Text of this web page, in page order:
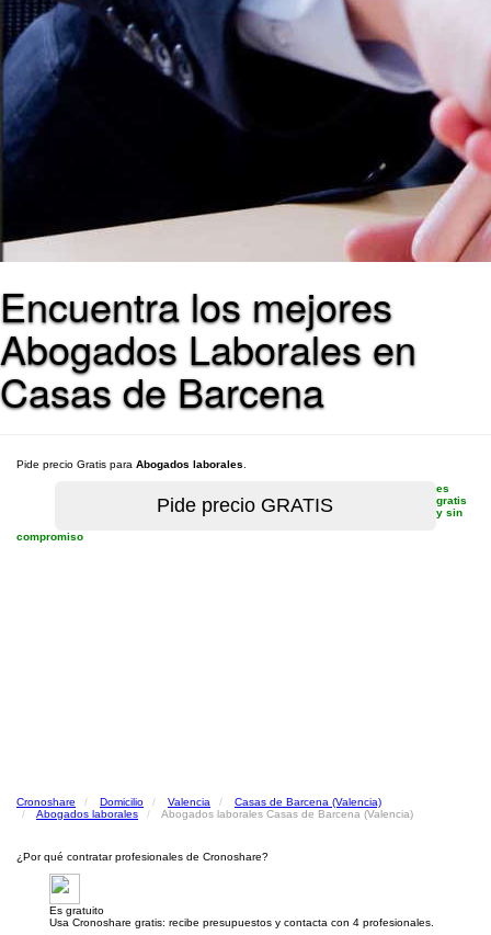
Encuentra los mejores
Abogados Laborales en
Casas de Barcena
Pide precio Gratis para Abogados laborales
es
gratis
y sin
compromiso
Cronoshare Domicilio Valencia
Casas de Barcena (Valencia)
Abogados laborales
Abogados laborales Casas de Barcena (Valencia)
¿Por qué contratar profesionales de Cronoshare?
Es gratuito
Usa Cronoshare gratis: recibe presupuestos y contacta con 4 profesionales.